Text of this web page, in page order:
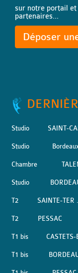
sur notre portail
partenaires...
Déposer
Studio SAINT-
Studio
Chambre
Studio
T2 SAINTE-TER
T2 PESSAC
T1 bis
T1 bis